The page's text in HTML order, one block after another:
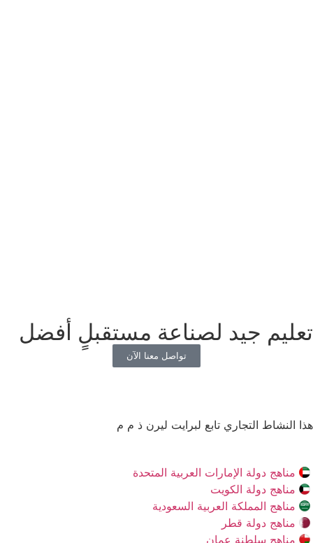
تعليم جيد لصناعة مستقبلٍ أفضل
تواصل معنا الآن
هذا النشاط التجاري تابع لبرايت ليرن ذ م م
مناهج دولة الإمارات العربية المتحدة
مناهج دولة الكويت
مناهج المملكة العربية السعودية
مناهج دولة قطر
مناهج سلطنة عمان